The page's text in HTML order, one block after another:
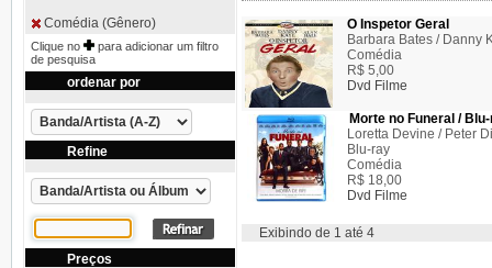
Comédia (Gênero)
Clique no
para adicionar um filtro
de pesquisa
ordenar por
Refine
Preços
O Inspetor Geral
Barbara Bates / Danny
Comédia
R$ 5,00
Dvd Filme
Morte no Funeral /
Loretta Devine / Peter
Blu-ray
Comédia
R$ 18,00
Dvd Filme
Exibindo de 1 até 4